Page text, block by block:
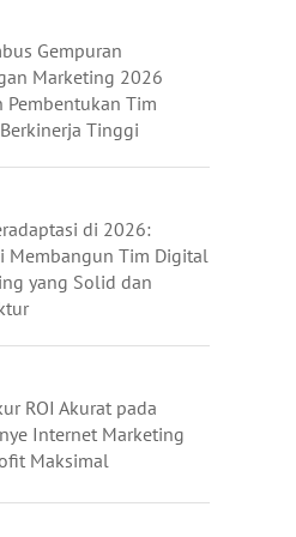
Gempuran
Marketing 2026
Pembentukan Tim
Tinggi
di 2026:
Membangun Tim Digital
yang Solid dan
ROI Akurat pada
Internet Marketing
Maksimal